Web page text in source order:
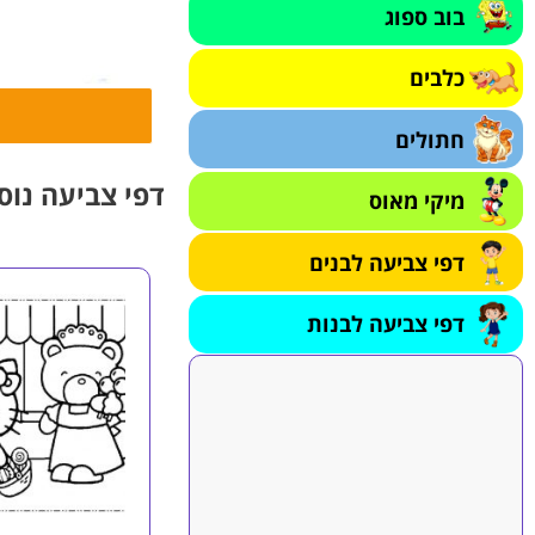
בוב ספוג
כלבים
חתולים
מיקי מאוס
דפי צביעה לבנים
דפי צביעה לבנות
דפי צביעה